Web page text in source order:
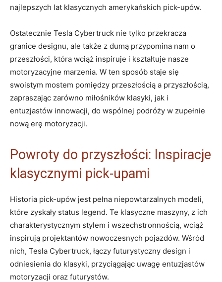
najlepszych lat klasycznych amerykańskich pick-upów.
Ostatecznie Tesla Cybertruck nie tylko przekracza
granice designu, ale także z dumą‌ przypomina nam o
przeszłości, która wciąż inspiruje i kształtuje nasze
motoryzacyjne⁢ marzenia.‍ W ten⁣ sposób ​staje się
swoistym mostem pomiędzy przeszłością a ⁣przyszłością,
zapraszając zarówno miłośników klasyki, ⁣jak i
entuzjastów innowacji, do wspólnej‍ podróży w zupełnie
nową erę motoryzacji.
Powroty do przyszłości:⁣ Inspiracje
‍klasycznymi pick-upami
Historia pick-upów​ jest pełna niepowtarzalnych modeli,⁢
które zyskały status legend. Te klasyczne maszyny, z ich
charakterystycznym stylem⁢ i wszechstronnością, wciąż
inspirują projektantów nowoczesnych pojazdów. Wśród
nich, Tesla Cybertruck,‍ łączy futurystyczny design i
odniesienia do klasyki, przyciągając‌ uwagę⁣ entuzjastów
motoryzacji oraz ​futurystów.